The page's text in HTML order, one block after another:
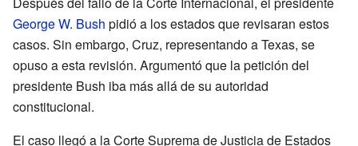
George W. Bush pidió a los estados que revisaran estos
casos. Sin embargo, Cruz, representando a Texas, se
opuso a esta revisión. Argumentó que la petición del
presidente Bush iba más allá de su autoridad
constitucional.
El caso llegó a la Corte Suprema de Justicia de Estados